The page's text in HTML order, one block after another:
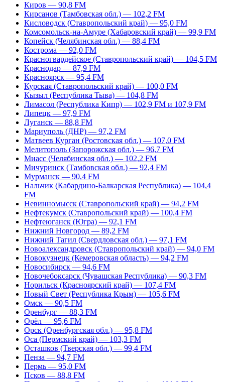
Киров — 90,8 FM
Кирсанов (Тамбовская обл.) — 102,2 FM
Кисловодск (Ставропольский край) — 95,0 FM
Комсомольск-на-Амуре (Хабаровский край) — 99,9 FM
Копейск (Челябинская обл.) — 88,4 FM
Кострома — 92,0 FM
Красногвардейское (Ставропольский край) — 104,5 FM
Краснодар — 87,9 FM
Красноярск — 95,4 FM
Курская (Ставропольский край) — 100,0 FM
Кызыл (Республика Тыва) — 104,8 FM
Лимасол (Республика Кипр) — 102,9 FM и 107,9 FM
Липецк — 97,9 FM
Луганск — 88,8 FM
Мариуполь (ДНР) — 97,2 FM
Матвеев Курган (Ростовская обл.) — 107,0 FM
Мелитополь (Запорожская обл.) — 96,7 FM
Миасс (Челябинская обл.) — 102,2 FM
Мичуринск (Тамбовская обл.) — 92,4 FM
Мурманск — 90,4 FM
Нальчик (Кабардино-Балкарская Республика) — 104,4
FM
Невинномысск (Ставропольский край) — 94,2 FM
Нефтекумск (Ставропольский край) — 100,4 FM
Нефтеюганск (Югра) — 92,1 FM
Нижний Новгород — 89,2 FM
Нижний Тагил (Свердловская обл.) — 97,1 FM
Новоалександровск (Ставропольский край) — 94,0 FM
Новокузнецк (Кемеровская область) — 94,2 FM
Новосибирск — 94,6 FM
Новочебоксарск (Чувашская Республика) — 90,3 FM
Норильск (Красноярский край) — 107,4 FM
Новый Свет (Республика Крым) — 105,6 FM
Омск — 90,5 FM
Оренбург — 88,3 FM
Орёл — 95,6 FM
Орск (Оренбургская обл.) — 95,8 FM
Оса (Пермский край) — 103,3 FM
Осташков (Тверская обл.) — 99,4 FM
Пенза — 94,7 FM
Пермь — 95,0 FM
Псков — 88,8 FM